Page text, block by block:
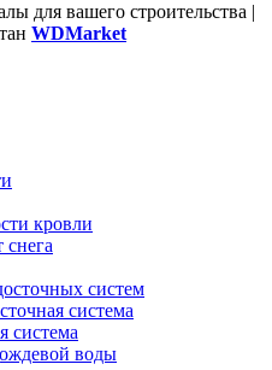
для вашего строительства |
WDMarket
кровли
систем
система
система
воды